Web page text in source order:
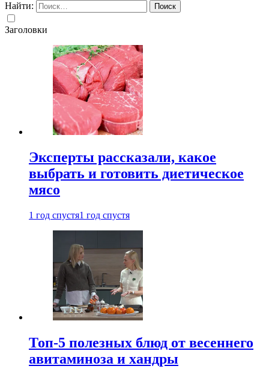
Найти:
Заголовки
Эксперты рассказали, какое
выбрать и готовить диетическое
мясо
1 год спустя1 год спустя
Топ-5 полезных блюд от весеннего
авитаминоза и хандры